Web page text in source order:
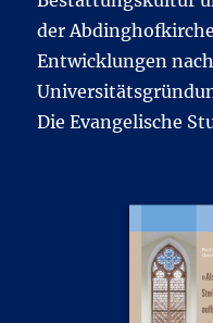
der
Entwicklungen
Die Evangelische